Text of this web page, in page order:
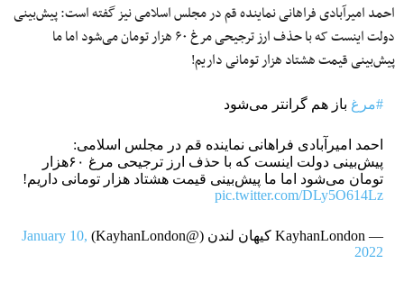
احمد امیرآبادی فراهانی نماینده قم در مجلس اسلامی نیز گفته است: پیش‌بینی
دولت اینست که با حذف ارز ترجیحی مرغ ۶۰ هزار تومان می‌شود اما ما
پیش‌بینی قیمت هشتاد هزار تومانی داریم!
#مرغ باز هم گرانتر می‌شود
احمد امیرآبادی فراهانی نماینده قم در مجلس اسلامی:
پیش‌بینی دولت اینست که با حذف ارز ترجیحی مرغ ۶۰هزار
تومان می‌شود اما ما پیش‌بینی قیمت هشتاد هزار تومانی داریم!
pic.twitter.com/DLy5O614Lz
— KayhanLondon کیهان لندن (@KayhanLondon)
January 10,
2022